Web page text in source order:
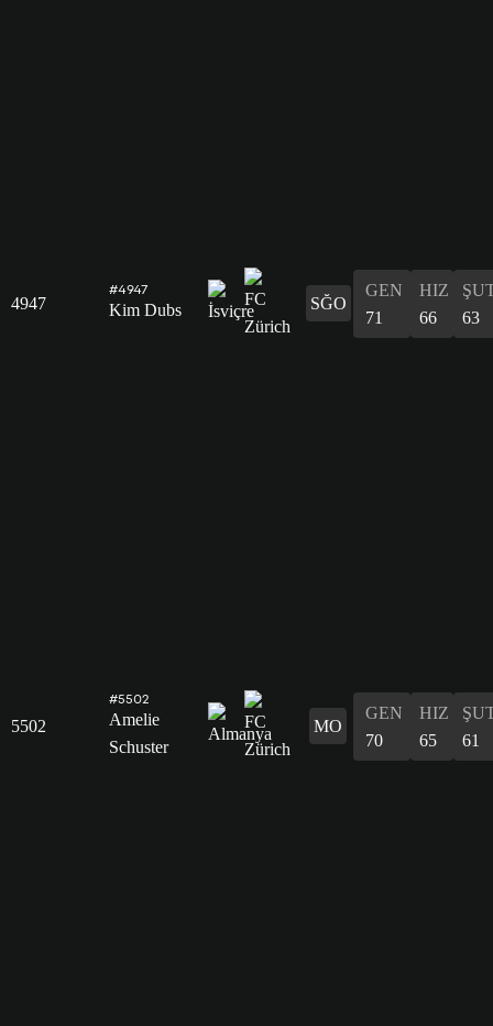
4947
#4947
Kim Dubs SĞO
GEN
71
HIZ
66
63
5502
#5502
Amelie
Schuster
MO
GEN
70
HIZ
65
61